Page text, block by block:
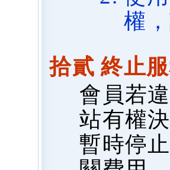
權
拾貳 終止
會員若
站有權
暫時停